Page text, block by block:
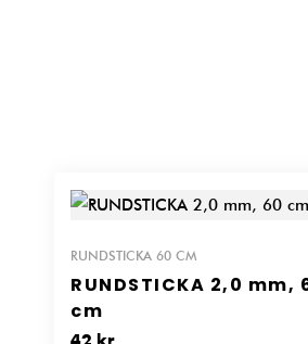
RUNDSTICKA 60 CM
RUNDSTICKA 2,0 mm,
cm